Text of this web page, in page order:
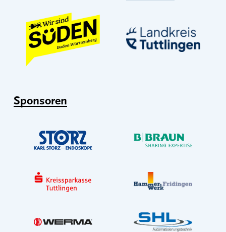
Sponsoren